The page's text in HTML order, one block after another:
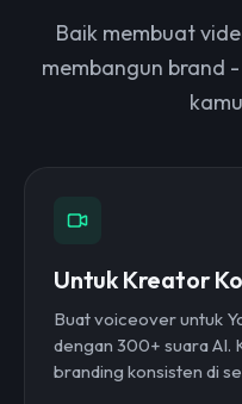
Baik membuat
membangun brand
Untuk Kreator
Buat voiceover untuk
dengan 300+ suara AI.
branding konsisten di